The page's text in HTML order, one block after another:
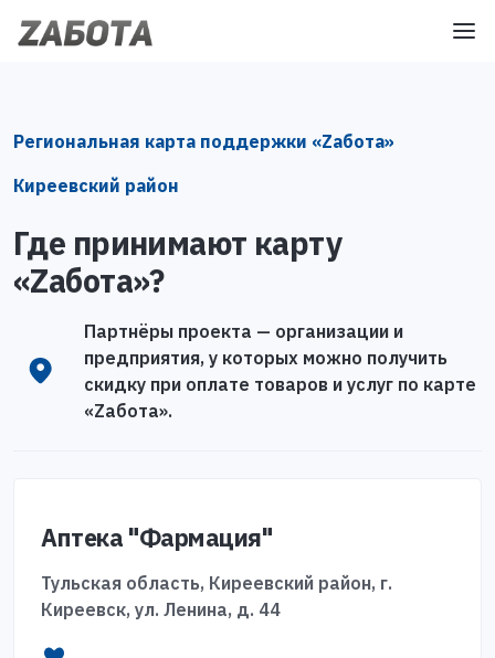
Региональная карта поддержки «Zабота»
Киреевский район
Где принимают карту
«Zабота»?
Партнёры проекта — организации и
предприятия, у которых можно получить
скидку при оплате товаров и услуг по карте
«Zабота».
Аптека "Фармация"
Тульская область, Киреевский район, г.
Киреевск, ул. Ленина, д. 44